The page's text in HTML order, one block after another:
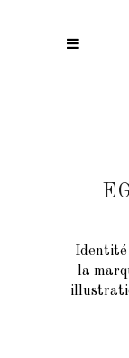
Identité
la